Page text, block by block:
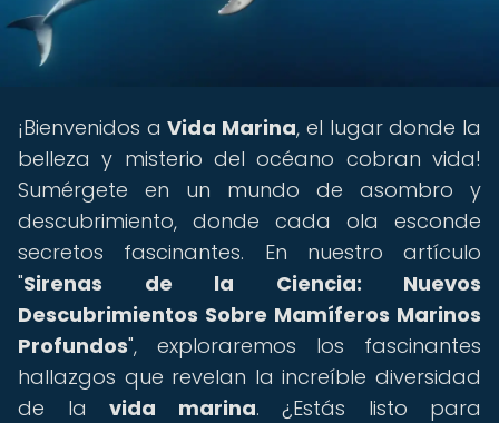
¡Bienvenidos aVida Marina, el lugar donde la
belleza y misterio del océano cobran vida!
Sumérgete en un mundo de asombro y
descubrimiento, donde cada ola esconde
secretos fascinantes. En nuestro artículo
"Sirenas de la Ciencia: Nuevos
Descubrimientos Sobre Mamíferos Marinos
Profundos", exploraremos los fascinantes
hallazgos que revelan la increíble diversidad
de la vida marina. ¿Estás listo para